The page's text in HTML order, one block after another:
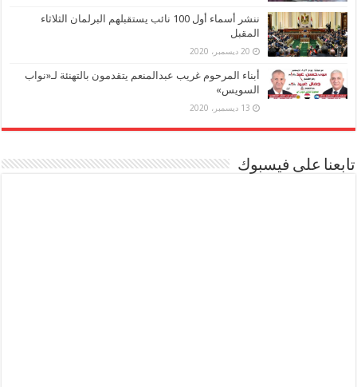
ننشر أسماء أول 100 نائب يستقبلهم البرلمان الثلاثاء
المقبل
20 ديسمبر، 2020
أبناء المرحوم غريب عبدالمنعم يتقدمون بالتهنئة لـ«نواب
السويس»
13 ديسمبر، 2020
تابعنا على فيسبوك